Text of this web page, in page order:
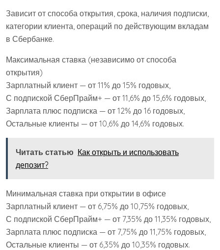
Зависит от способа открытия, срока, наличия подписки,
категории клиента, операций по действующим вкладам
в Сбербанке.
Максимальная ставка (независимо от способа
открытия)
Зарплатный клиент — от 11% до 15% годовых,
С подпиской СберПрайм+ — от 11,6% до 15,6% годовых,
Зарплата плюс подписка — от 12% до 16 годовых,
Остальные клиенты — от 10,6% до 14,6% годовых.
Читать статью Как открыть и использовать
депозит?
Минимальная ставка при открытии в офисе
Зарплатный клиент — от 6,75% до 10,75% годовых,
С подпиской СберПрайм+ — от 7,35% до 11,35% годовых,
Зарплата плюс подписка — от 7,75% до 11,75% годовых,
Остальные клиенты — от 6,35% до 10,35% годовых.